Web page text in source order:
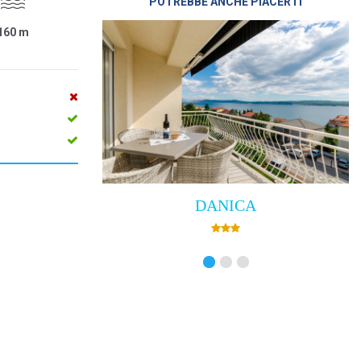
m
DANICA